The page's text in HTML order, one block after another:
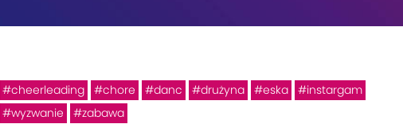
cheerleading chore danc drużyna eska
instargam
wyzwanie zabawa